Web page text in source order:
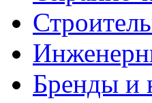
Бренды и